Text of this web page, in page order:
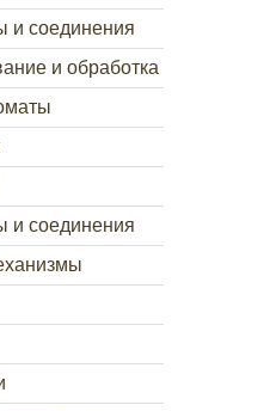
и соединения
и обработка
и соединения